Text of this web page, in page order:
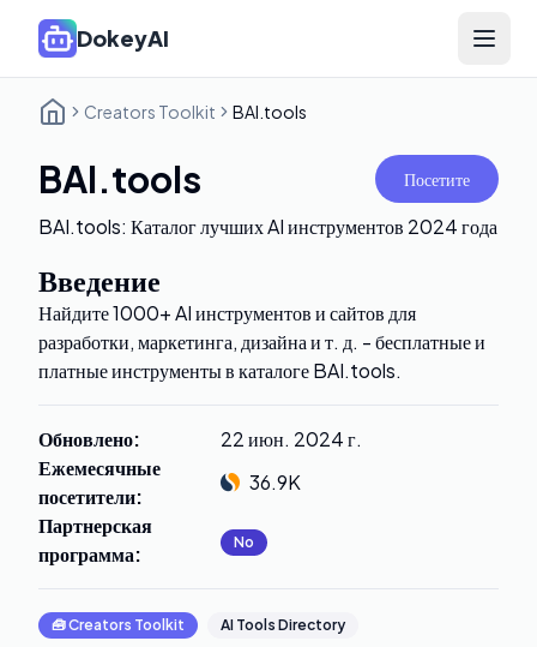
DokeyAI Open
Creators Toolkit BAI.tools
BAI.tools Посетите
BAI.tools: Каталог лучших AI инструментов 2024 года
Введение
Найдите 1000+ AI инструментов и сайтов для
разработки, маркетинга, дизайна и т. д. - бесплатные и
платные инструменты в каталоге BAI.tools.
Обновлено:
22 июн. 2024 г.
Ежемесячные
посетители:
36.9K
Партнерская
программа: No
🧰Creators Toolkit AI Tools Directory